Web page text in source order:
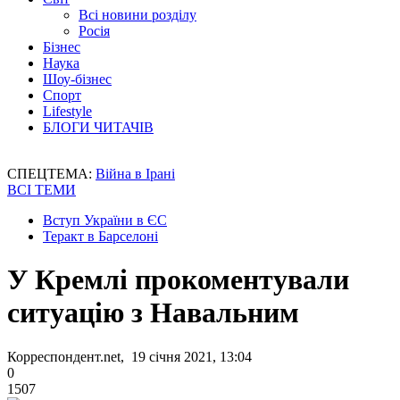
Всі новини розділу
Росія
Бізнес
Наука
Шоу-бізнес
Спорт
Lifestyle
БЛОГИ ЧИТАЧІВ
СПЕЦТЕМА: Війна в Ірані
ВСІ ТЕМИ
Вступ України в ЄС
Теракт в Барселоні
У Кремлі прокоментували
ситуацію з Навальним
Корреспондент.net, 19 січня 2021, 13:04
0
1507